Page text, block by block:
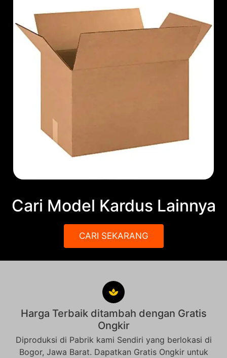
Cari Model Kardus Lainnya
CARI SEKARANG
Harga Terbaik ditambah dengan Gratis
Ongkir
Diproduksi di Pabrik kami Sendiri yang berlokasi di
Bogor, Jawa Barat. Dapatkan Gratis Ongkir untuk